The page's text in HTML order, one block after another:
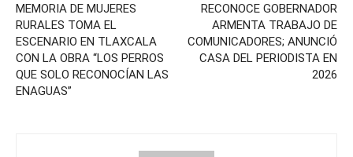
MEMORIA DE MUJERES
RURALES TOMA EL
ESCENARIO EN TLAXCALA
CON LA OBRA “LOS PERROS
QUE SOLO RECONOCÍAN LAS
ENAGUAS”
RECONOCE GOBERNADOR
ARMENTA TRABAJO DE
COMUNICADORES; ANUNCIÓ
CASA DEL PERIODISTA EN
2026